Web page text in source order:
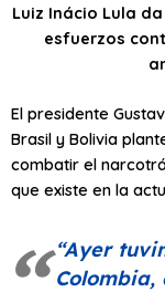
Luiz Inácio Lula
esfuerzos
El presidente
Brasil y Bolivia
combatir el
que existe en la
“Ayer